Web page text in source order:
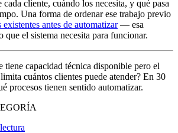
cada cliente, cuándo los necesita, y qué pasa
Una forma de ordenar ese trabajo previo
existentes antes de automatizar— esa
que el sistema necesita para funcionar.
tiene capacidad técnica disponible pero el
cuántos clientes puede atender? En 30
procesos tienen sentido automatizar.